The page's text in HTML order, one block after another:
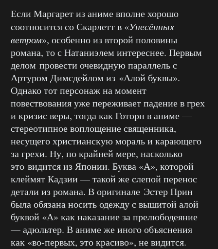
Если Маргарет из аниме вполне хорошо
соотносится со Скарлетт в «Унесённых
ветром», особенно из второй половины
романа, то с Натаниэлем интереснее. Первым
делом провести очевидную параллель с
Артуром Димсдейлом из «Алой буквы».
Однако тот персонаж на момент
повествования уже переживает падение в грех
и кризис веры, тогда как Готорн в аниме —
стереотипное воплощение священника,
несущего христианскую мораль и карающего
за грехи. Ну, по крайней мере, насколько
это видится из Японии. Буква «А», которой
клеймят Кадзии — такой же слепой перенос
детали из романа. В оригинале Эстер Прин
была обязана носить одежду с вышитой алой
буквой «А» как наказание за прелюбодеяние
— адюльтер. В аниме же иного объяснения
как «во-первых, это красиво», не видится.